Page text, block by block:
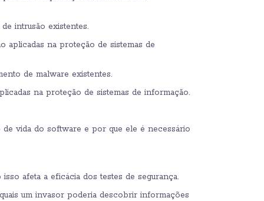
intrusão existentes.
na proteção de sistemas de
de malware existentes.
na proteção de sistemas de informação.
vida do software e por que ele é necessário
afeta a eficácia dos testes de segurança.
um invasor poderia descobrir informações